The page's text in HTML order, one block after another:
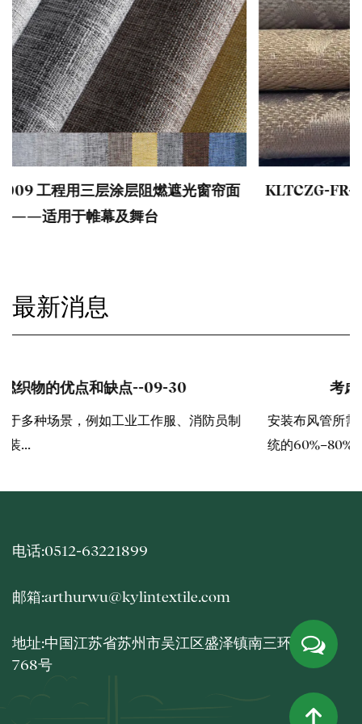
KLTCZG-FR-008 三层阻燃涂层卷帘面料——遮光
及防紫外线窗帘材料
最新消息
考虑沙发织物的关键因素
安装布风管所需的时间，通常仅为安装同等规格金属风管系
统的60%–80%。 确...
电话:0512-63221899
邮箱:arthurwu@kylintextile.com
地址:中国江苏省苏州市吴江区盛泽镇南三环路北侧
768号